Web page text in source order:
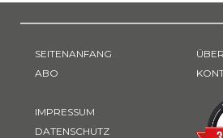
SEITENANFANG
ABO
IMPRESSUM
DATENSCHUTZ